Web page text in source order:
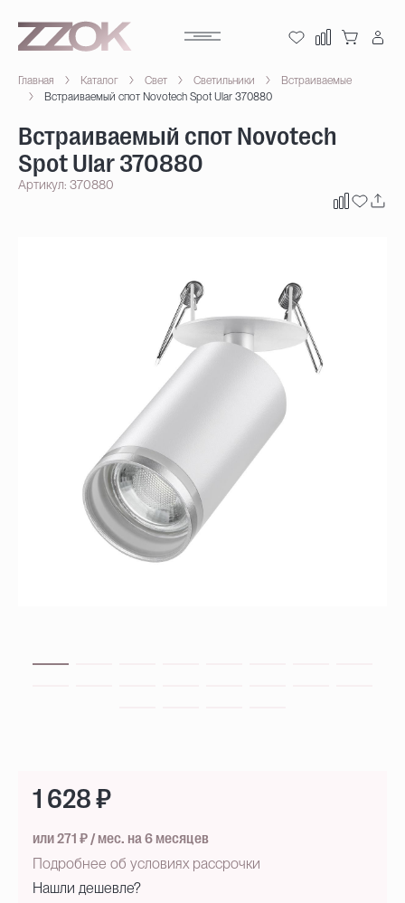
Главная Каталог Свет Светильники
Встраиваемые
Встраиваемый спот Novotech Spot Ular 370880
Встраиваемый спот Novotech
Spot Ular 370880
Артикул: 370880
1 628 ₽
или 271 ₽ / мес. на 6 месяцев
Подробнее об условиях рассрочки
Нашли дешевле?